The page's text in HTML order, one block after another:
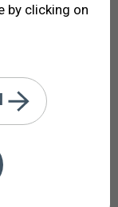
les
patients
by clicking on